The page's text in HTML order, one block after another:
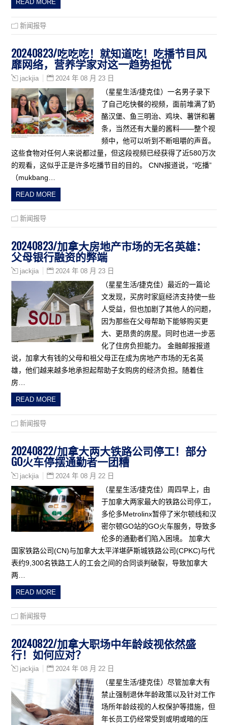
READ MORE
新闻报导
20240823/吃吃吃！就知道吃！吃播节目风
靡网络，营养学家对这一趋势担忧
jackjia 2024 年 08 月 23 日
（星星生活/捷克佳）一名男子录下
了自己吃快餐的视频，面前堆满了奶
酪汉堡、鱼三明治、鸡块、薯饼和薯
条，当然还有大量的酱料——整个视
频中，他可以听到不断咀嚼的声音。
这些食物对任何人来说都过量，但这段视频已经获得了近580万次
的观看，这似乎正是许多吃播节目的目的。 CNN报道说，“吃播”
（mukbang…
READ MORE
新闻报导
20240823/加拿大房地产市场的无名英雄：
父母银行融资的弊端
jackjia 2024 年 08 月 23 日
（星星生活/捷克佳）最近的一篇论
文发现，买房时家庭经济支持使一些
人受益，但也加剧了其他人的问题，
因为那些在父母帮助下能够购买更
大、更昂贵的房屋。同时也进一步恶
化了住房负担能力。 金融邮报报道
说，加拿大有钱的父母和祖父母正在成为房地产市场的无名英
雄，他们越来越多地承担起帮助子女购房的经济负担。随着住
房…
READ MORE
新闻报导
20240822/加拿大两大铁路公司停工！部分
GO火车停摆通勤者一团糟
jackjia 2024 年 08 月 22 日
（星星生活/捷克佳）周四早上，由
于加拿大两家最大的铁路公司停工，
多伦多Metrolinx暂停了米尔顿线和汉
密尔顿GO站的GO火车服务，导致多
伦多的通勤者们陷入困境。 加拿大
国家铁路公司(CN)与加拿大太平洋堪萨斯城铁路公司(CPKC)与代
表约9,300名铁路工人的工会之间的合同谈判破裂，导致加拿大
两…
READ MORE
新闻报导
20240822/加拿大职场中年龄歧视依然盛
行！如何应对？
jackjia 2024 年 08 月 22 日
（星星生活/捷克佳）尽管加拿大有
禁止强制退休年龄政策以及针对工作
场所年龄歧视的人权保护等措施，但
年长员工仍经常受到或明或暗的压